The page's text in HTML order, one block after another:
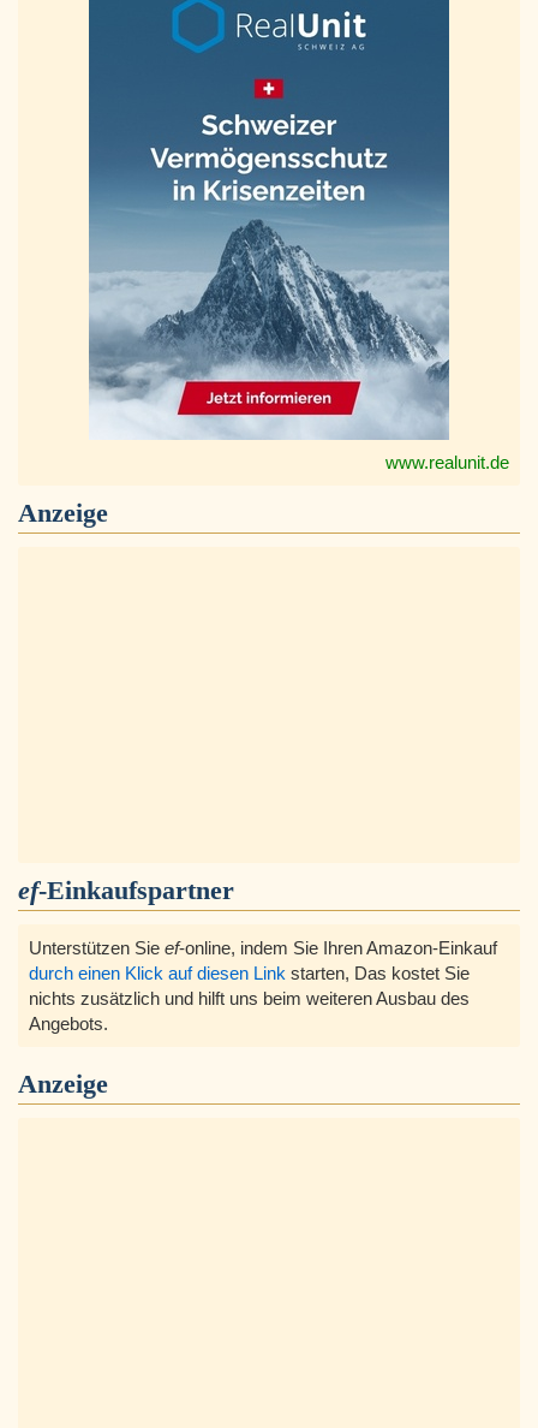
www.realunit.de
Anzeige
ef-Einkaufspartner
Unterstützen Sie ef-online, indem Sie Ihren Amazon-Einkauf
durch einen Klick auf diesen Link starten, Das kostet Sie
nichts zusätzlich und hilft uns beim weiteren Ausbau des
Angebots.
Anzeige